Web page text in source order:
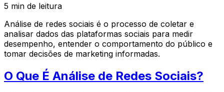
5 min de leitura
Análise de redes sociais é o processo de coletar e
analisar dados das plataformas sociais para medir
desempenho, entender o comportamento do público e
tomar decisões de marketing informadas.
O Que É Análise de Redes Sociais?